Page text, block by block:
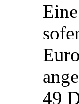
49